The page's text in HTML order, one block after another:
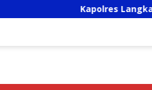
Kapolres Langkat Ajak